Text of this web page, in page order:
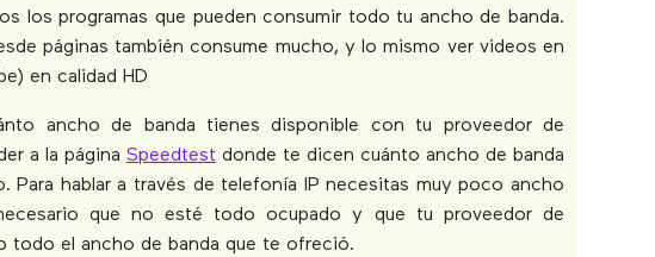
los programas que pueden consumir todo tu ancho de banda.
páginas también consume mucho, y lo mismo ver videos en
en calidad HD
ancho de banda tienes disponible con tu proveedor de
a la página Speedtest donde te dicen cuánto ancho de banda
Para hablar a través de telefonía IP necesitas muy poco ancho
que no esté todo ocupado y que tu proveedor de
todo el ancho de banda que te ofreció.